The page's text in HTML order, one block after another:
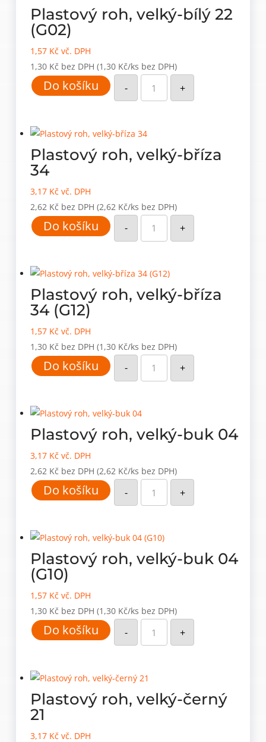
Plastový roh, velký-bílý 22
(G02)
1,57 Kč vč. DPH
1,30 Kč bez DPH (1,30 Kč/ks bez DPH)
Do košíku -
Plastový
roh,
velký-
bílý
+
Plastový roh, velký-bříza
34
3,17 Kč vč. DPH
2,62 Kč bez DPH (2,62 Kč/ks bez DPH)
Do košíku -
Plastový
roh,
velký-
bříza
+
Plastový roh, velký-bříza
34 (G12)
1,57 Kč vč. DPH
1,30 Kč bez DPH (1,30 Kč/ks bez DPH)
Do košíku -
Plastový
roh,
velký-
bříza
množství
+
Plastový roh, velký-buk 04
3,17 Kč vč. DPH
2,62 Kč bez DPH (2,62 Kč/ks bez DPH)
Do košíku -
Plastový
roh,
velký-
buk
+
Plastový roh, velký-buk 04
(G10)
1,57 Kč vč. DPH
1,30 Kč bez DPH (1,30 Kč/ks bez DPH)
Do košíku -
Plastový
roh,
velký-
buk
+
Plastový roh, velký-černý
21
3,17 Kč vč. DPH